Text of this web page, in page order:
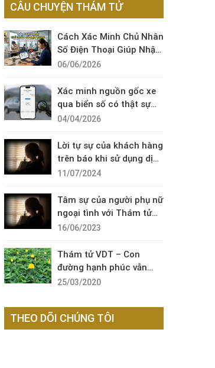
CÂU CHUYỆN THÁM TỬ
Cách Xác Minh Chủ Nhân
Số Điện Thoại Giúp Nhận
Diện Cuộc Gọi Đáng Ngờ
06/06/2026
Xác minh nguồn gốc xe
qua biển số có thật sự
cần thiết?
04/04/2026
Lời tự sự của khách hàng
trên báo khi sử dụng dịch
vụ thám tử sài gòn VDT
11/07/2024
Tâm sự của người phụ nữ
ngoại tình với Thám tử
VDT
16/06/2023
Thám tử VDT – Con
đường hạnh phúc vẫn
còn đó !
25/03/2020
THEO DÕI CHÚNG TÔI